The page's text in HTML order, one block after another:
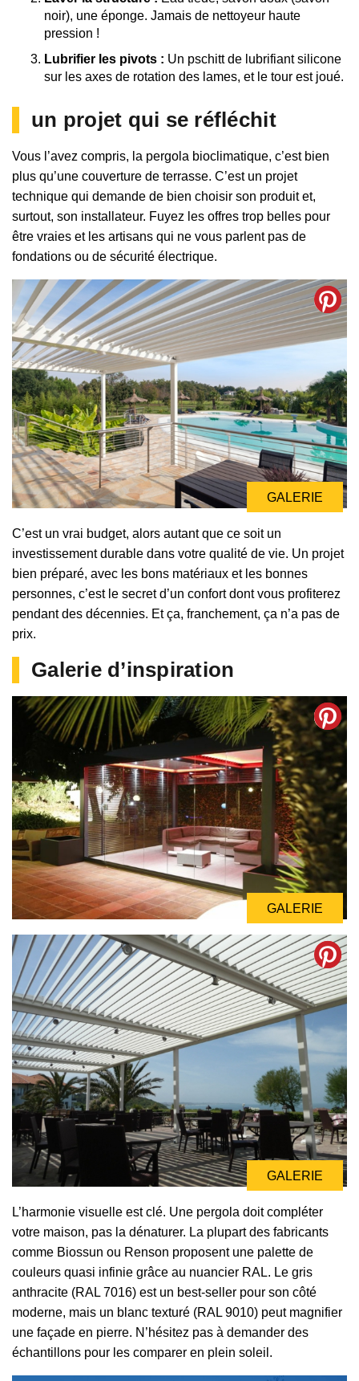
noir), une éponge. Jamais de nettoyeur haute
pression !
Lubrifier les pivots : Un pschitt de lubrifiant silicone
sur les axes de rotation des lames, et le tour est joué.
un projet qui se réfléchit
Vous l’avez compris, la pergola bioclimatique, c’est bien
plus qu’une couverture de terrasse. C’est un projet
technique qui demande de bien choisir son produit et,
surtout, son installateur. Fuyez les offres trop belles pour
être vraies et les artisans qui ne vous parlent pas de
fondations ou de sécurité électrique.
GALERIE
C’est un vrai budget, alors autant que ce soit un
investissement durable dans votre qualité de vie. Un projet
bien préparé, avec les bons matériaux et les bonnes
personnes, c’est le secret d’un confort dont vous profiterez
pendant des décennies. Et ça, franchement, ça n’a pas de
prix.
Galerie d’inspiration
GALERIE
GALERIE
L’harmonie visuelle est clé. Une pergola doit compléter
votre maison, pas la dénaturer. La plupart des fabricants
comme Biossun ou Renson proposent une palette de
couleurs quasi infinie grâce au nuancier RAL. Le gris
anthracite (RAL 7016) est un best-seller pour son côté
moderne, mais un blanc texturé (RAL 9010) peut magnifier
une façade en pierre. N’hésitez pas à demander des
échantillons pour les comparer en plein soleil.